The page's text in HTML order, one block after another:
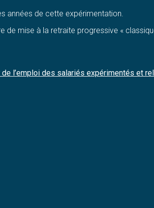
années de cette expérimentation.
de mise à la retraite progressive «
l’emploi des salariés expérimentés et